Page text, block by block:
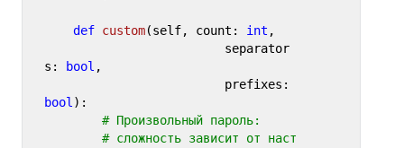
def custom(self, count: int ,
s:
bool ,
bool ):
# Произвольный пароль:
# сложность зависит от наст